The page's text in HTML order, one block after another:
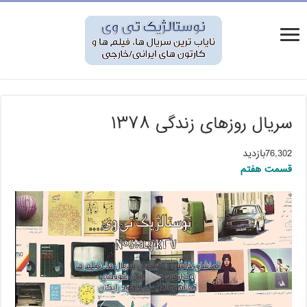
سریال روزهای زندگی ۱۳۷۸
76,302بازدید
قسمت هفتم